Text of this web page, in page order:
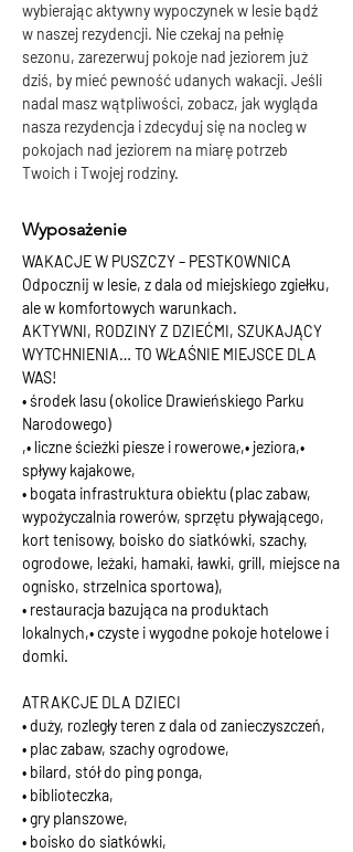
wybierając aktywny wypoczynek w lesie bądź
w naszej rezydencji. Nie czekaj na pełnię
sezonu, zarezerwuj pokoje nad jeziorem już
dziś, by mieć pewność udanych wakacji. Jeśli
nadal masz wątpliwości, zobacz, jak wygląda
nasza rezydencja i zdecyduj się na nocleg w
pokojach nad jeziorem na miarę potrzeb
Twoich i Twojej rodziny.
Wyposażenie
WAKACJE W PUSZCZY – PESTKOWNICA
Odpocznij w lesie, z dala od miejskiego zgiełku,
ale w komfortowych warunkach.
AKTYWNI, RODZINY Z DZIEĆMI, SZUKAJĄCY
WYTCHNIENIA… TO WŁAŚNIE MIEJSCE DLA
WAS!
• środek lasu (okolice Drawieńskiego Parku
Narodowego)
,• liczne ścieżki piesze i rowerowe,• jeziora,•
spływy kajakowe,
• bogata infrastruktura obiektu (plac zabaw,
wypożyczalnia rowerów, sprzętu pływającego,
kort tenisowy, boisko do siatkówki, szachy,
ogrodowe, leżaki, hamaki, ławki, grill, miejsce na
ognisko, strzelnica sportowa),
• restauracja bazująca na produktach
lokalnych,• czyste i wygodne pokoje hotelowe i
domki.
ATRAKCJE DLA DZIECI
• duży, rozległy teren z dala od zanieczyszczeń,
• plac zabaw, szachy ogrodowe,
• bilard, stół do ping ponga,
• biblioteczka,
• gry planszowe,
• boisko do siatkówki,